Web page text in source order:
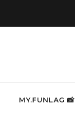
MY.FUNLAG 📸​